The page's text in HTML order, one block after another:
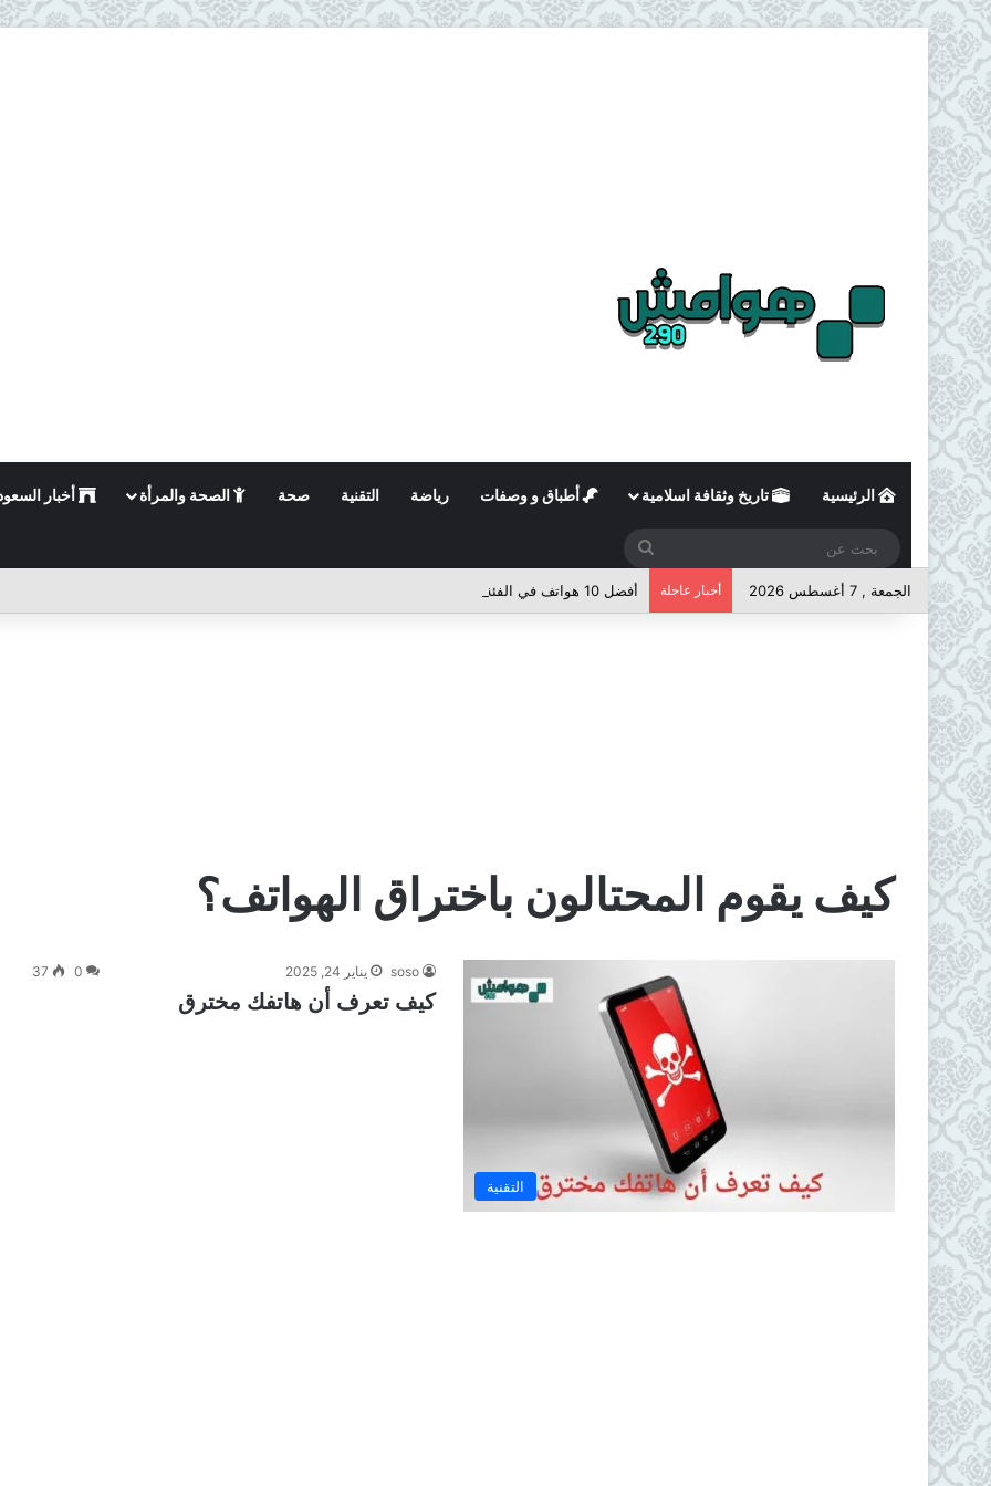
الرئيسية تاريخ وثقافة اسلامية أطباق و وصفات رياضة التقنية صحة الصحة والمرأة أخبار
عن
الجمعة , 7 أغسطس 2026 أخبار عاجلة أفضل 10 هواتف في الفئة المتوسطة لعام 2026
كيف يقوم المحتالون باختراق الهواتف؟
التقنية
soso يناير 24, 2025 0
37
كيف تعرف أن هاتفك مخترق